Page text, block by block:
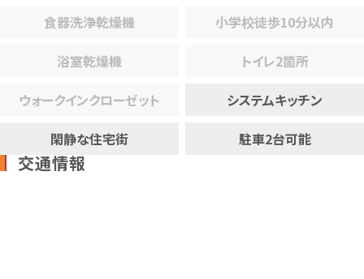
食器洗浄乾燥機
小学校徒歩10分以内
浴室乾燥機
トイレ2箇所
ウォークインクローゼット
システムキッチン
閑静な住宅街
駐車2台可能
交通情報